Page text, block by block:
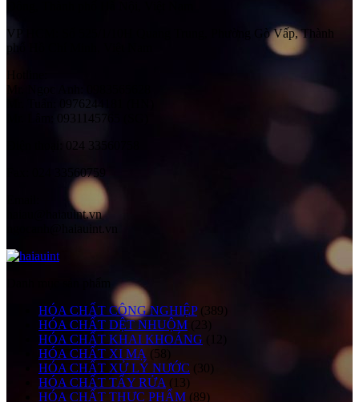
VP HCM:
Số 525/1/10H Quang Trung, Phường Gò Vấp, Thành
phố Hồ Chí Minh, Việt Nam
Hotline:
Mr. Ngọc Anh: 0983565628
Mr. Tuấn: 0976244181 (HN)
Mr. Lâm: 0931145765 (SG)
024 33560759
haiau@haiauint.vn
HÓA CHẤT CÔNG NGHIỆP (389)
HÓA CHẤT DỆT NHUỘM (23)
HÓA CHẤT KHAI KHOÁNG
HÓA CHẤT XI MẠ (58)
HÓA CHẤT XỬ LÝ NƯỚC (30)
HÓA CHẤT TẨY RỬA (13)
HÓA CHẤT THỰC PHẨM (89)